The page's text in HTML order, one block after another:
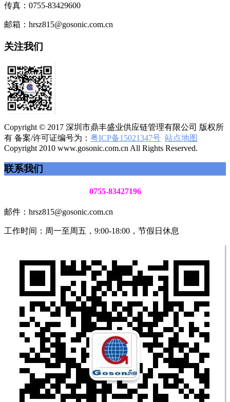
传真：0755-83429600
邮箱：hrsz815@gosonic.com.cn
关注我们
Copyright © 2017 深圳市鼎丰盛业供应链管理有限公司 版权所
有 备案/许可证编号为： 粤ICP备15021347号 站点地图
Copyright 2010 www.gosonic.com.cn All Rights Reserved.
联系我们
0755-83427196
邮件：hrsz815@gosonic.com.cn
工作时间：周一至周五，9:00-18:00，节假日休息